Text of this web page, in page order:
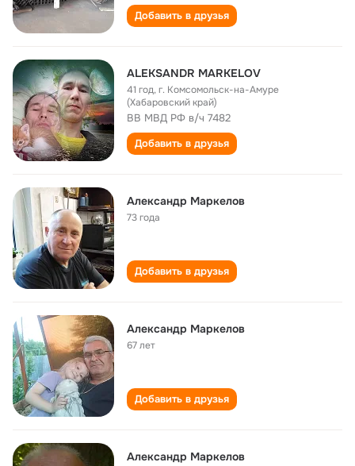
Добавить в друзья
ALEKSANDR MARKELOV
41 год,г. Комсомольск-на-Амуре
(Хабаровский край)
ВВ МВД РФ в/ч 7482
Добавить в друзья
Александр Маркелов
73 года
Добавить в друзья
Александр Маркелов
67 лет
Добавить в друзья
Александр Маркелов